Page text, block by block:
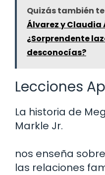
Quizás también
Álvarez y Claudia
¿Sorprendente
desconocías?
Lecciones
La historia de
Markle Jr.
nos enseña
las relaciones